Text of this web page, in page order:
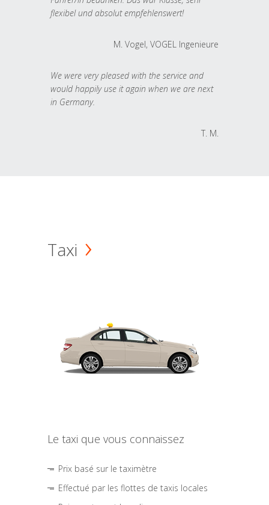
flexibel und absolut empfehlenswert!
M. Vogel, VOGEL Ingenieure
We were very pleased with the service and
would happily use it again when we are next
in Germany.
T. M.
Taxi
Le taxi que vous connaissez
Prix basé sur le taximètre
Effectué par les flottes de taxis locales